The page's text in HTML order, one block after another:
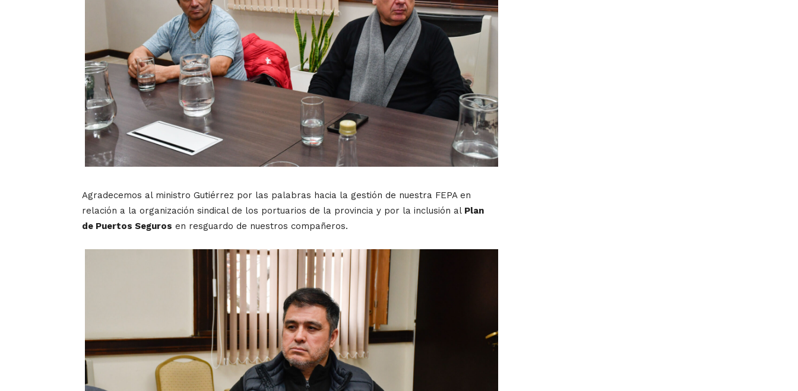
Agradecemos al ministro Gutiérrez por las palabras hacia la gestión de nuestra FEPA en
relación a la organización sindical de los portuarios de la provincia y por la inclusión al Plan
de Puertos Seguros en resguardo de nuestros compañeros.